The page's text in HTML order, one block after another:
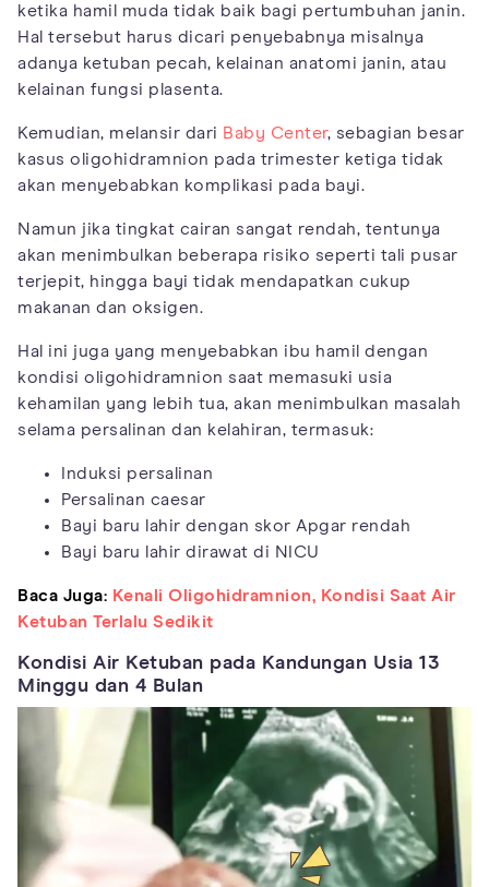
ketika hamil muda tidak baik bagi pertumbuhan janin.
Hal tersebut harus dicari penyebabnya misalnya
adanya ketuban pecah, kelainan anatomi janin, atau
kelainan fungsi plasenta.
Kemudian, melansir dari Baby Center, sebagian besar
kasus oligohidramnion pada trimester ketiga tidak
akan menyebabkan komplikasi pada bayi.
Namun jika tingkat cairan sangat rendah, tentunya
akan menimbulkan beberapa risiko seperti tali pusar
terjepit, hingga bayi tidak mendapatkan cukup
makanan dan oksigen.
Hal ini juga yang menyebabkan ibu hamil dengan
kondisi oligohidramnion saat memasuki usia
kehamilan yang lebih tua, akan menimbulkan masalah
selama persalinan dan kelahiran, termasuk:
Induksi persalinan
Persalinan caesar
Bayi baru lahir dengan skor Apgar rendah
Bayi baru lahir dirawat di NICU
Baca Juga: Kenali Oligohidramnion, Kondisi Saat Air
Ketuban Terlalu Sedikit
Kondisi Air Ketuban pada Kandungan Usia 13
Minggu dan 4 Bulan